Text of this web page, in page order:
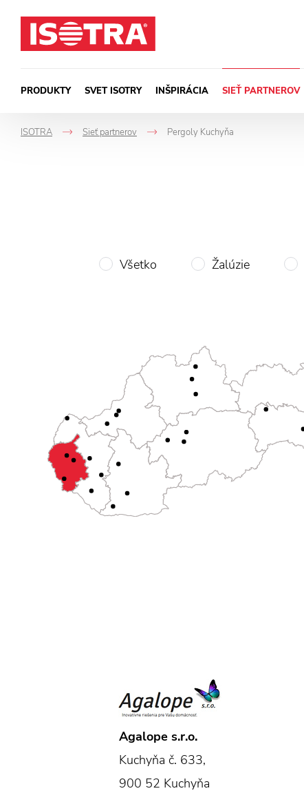
PRODUKTY SVET ISOTRY INŠPIRÁCIA SIEŤ PARTNEROV
ISOTRA
->
Sieť partnerov Pergoly Kuchyňa
Všetko Žalúzie
Agalope s.r.o.
Kuchyňa č. 633,
900 52 Kuchyňa